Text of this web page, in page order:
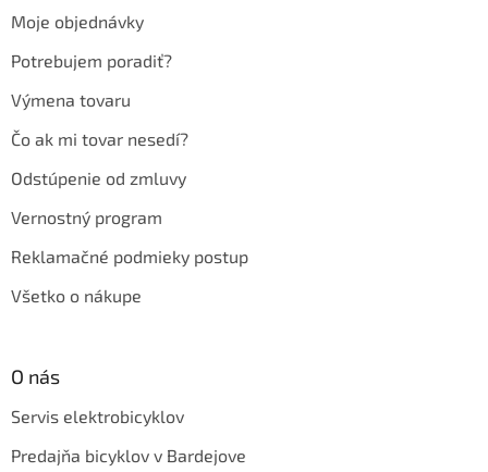
Moje objednávky
Potrebujem poradiť?
Výmena tovaru
Čo ak mi tovar nesedí?
Odstúpenie od zmluvy
Vernostný program
Reklamačné podmieky postup
Všetko o nákupe
O nás
Servis elektrobicyklov
Predajňa bicyklov v Bardejove